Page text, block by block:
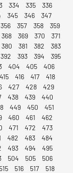
334 335
336
345 346
347
356 357 358
359
368 369 370
371
380 381 382
383
392 393 394
395
404 405
406
415 416 417
418
427 428
429
438 439
440
449 450
451
460 461
462
471 472
473
482 483
484
493 494
495
504 505
506
515 516 517
518